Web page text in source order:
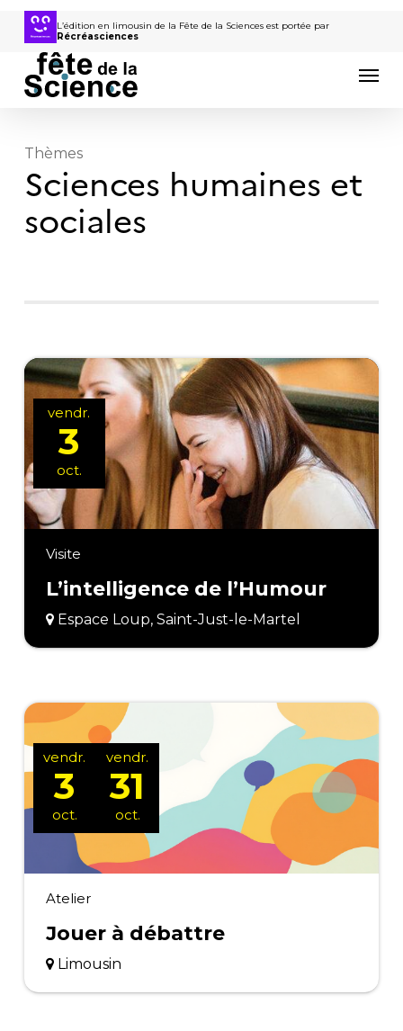
Passer
contenu
principal
L’édition en limousin de la Fête de la Sciences est portée par
Récréasciences
Thèmes
Sciences humaines et
sociales
Visite
L’intelligence de l’Humour
Espace Loup, Saint-Just-le-Martel
vendr.
3
oct.
Atelier
Jouer à débattre
Limousin
vendr.
3
oct.
vendr.
31
oct.